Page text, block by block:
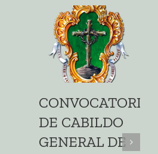
CONVOCATORIA
DE CABILDO
GENERAL DE